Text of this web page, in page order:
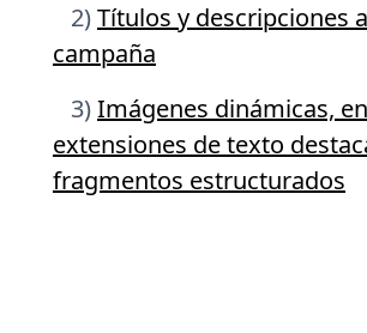
2)Títulos y descripciones
campaña
3)Imágenes dinámicas,
extensiones de texto
fragmentos estructurados